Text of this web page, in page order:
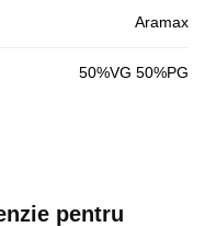
Aramax
50%VG 50%PG
pentru